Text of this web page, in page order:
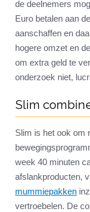
de deelnemers
Euro betalen aan
aanschaffen en
hogere omzet en
om extra geld te
onderzoek niet,
Slim
Slim is het ook om
week 40 minuten
afslankproducten,
mummiepakken
vertroebelen. De